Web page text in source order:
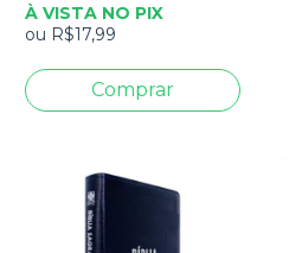
À VISTA NO PIX
ou R$17,99